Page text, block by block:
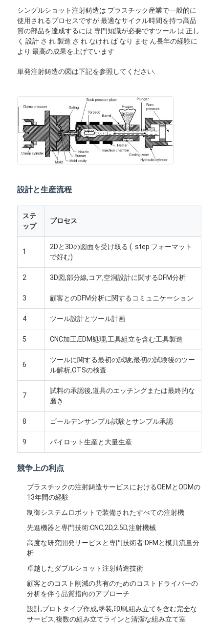
家
私達について
工場旅行
今からお話し
射出成形サービス
プラスチック射出成形サービス
二重打撃の射出成形
精密射出成形
シングルショット注射鋳造は プラスチック産業で一般的に
使用されるプロセスですが 最適なサイクル時間を持つ高品
質の部品を達成するには 専門知識が必要ですツール は 正し
く 設計 さ れ 製造 さ れ なけれ ば なり ませ ん長年の経験に
より 最高の成果を上げています
単発注射鋳造の図は下記を参照してください.
設計と生産流程
ステ
ップ
プロセス
1
2Dと3Dの図面を受け取る (. step フォーマット
で好む)
2 3D図,部分線,コア,空洞設計に関するDFM分析
3 顧客とのDFM分析に関するコミュニケーション
4 ツール設計とツール計画
5 CNC加工,EDM処理,工具組立を含む工具製造
6
ツールに関する最初の試験,最初の試験後のツー
ル解析,OTSの検査
7
試料の承認後,道具のエッチングまたは最終的な
磨き
8 ゴールデンサンプル試験とサンプル承認
9 パイロット生産と大量生産
競争上の利点
プラスチックの注射鋳造サービスにおけるOEMとODMの
13年間の経験
制御システムロボットで装備されたすべての注射機
先進機器と専門技術:CNC,2D,2.5D,注射機械
高度な研究開発サービスと専門技術者:DFMと模具流量分
析
卓越したダブルショット注射鋳造技術
顧客とのコスト削減の共有のためのコストドライバーの
分析を伴う品質指向のアプローチ
設計,プロトタイプ作成,塗装,印刷,組み立てを含む完全な
サービス,複数の組み立てラインと清潔な組み立て室